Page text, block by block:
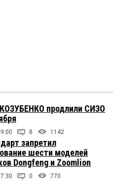
продлили СИЗО
8 1142
запретил
шести моделей
Dongfeng и Zoomlion
0 770